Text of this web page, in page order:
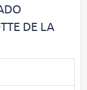
DE LA